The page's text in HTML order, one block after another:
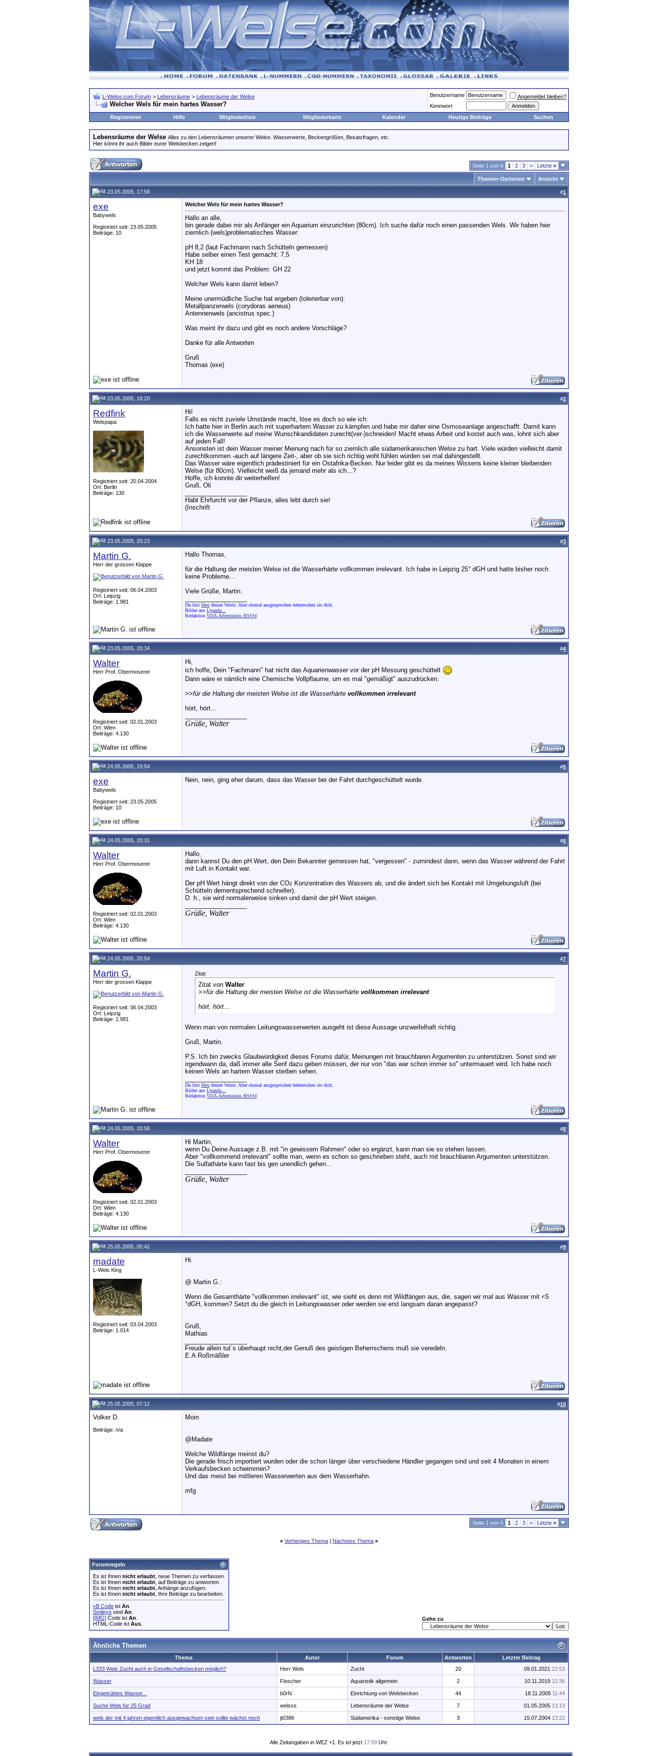
L-Welse.com Forum > Lebensräume > Lebensräume der Welse
Welcher Wels für mein hartes Wasser?
Benutzername
Angemeldet bleiben?
Kennwort
Registrieren
Hilfe Mitgliederliste Mitgliederkarte Kalender Heutige Beiträge Suchen
Lebensräume der Welse Alles zu den Lebensräumen unserer Welse. Wasserwerte, Beckengrößen, Besatzfragen, etc.
Hier könnt ihr auch Bilder eurer Welsbecken zeigen!
Seite 1 von 6 1 2 3 > Letzte »
Themen-Optionen Ansicht
23.05.2005, 17:58 #1
exe
Babywels
Registriert seit: 23.05.2005
Beiträge: 10
Welcher Wels für mein hartes Wasser?
Hallo an alle,
bin gerade dabei mir als Anfänger ein Aquarium einzurichten (80cm). Ich suche dafür noch einen passenden Wels. Wir haben hier
ziemlich (wels)problematisches Wasser:
pH 8,2 (laut Fachmann nach Schütteln gemessen)
Habe selber einen Test gemacht: 7,5
KH 18
und jetzt kommt das Problem: GH 22
Welcher Wels kann damit leben?
Meine unermüdliche Suche hat ergeben (tolerierbar von):
Metallpanzerwels (corydoras aeneus)
Antennenwels (ancistrus spec.)
Was meint ihr dazu und gibt es noch andere Vorschläge?
Danke für alle Antworten
Gruß
Thomas (exe)
23.05.2005, 18:20 #2
Redfink
Welspapa
Registriert seit: 20.04.2004
Ort: Berlin
Beiträge: 130
Hi!
Falls es nicht zuviele Umstände macht, löse es doch so wie ich:
Ich hatte hier in Berlin auch mit superhartem Wasser zu kämpfen und habe mir daher eine Osmoseanlage angeschafft. Damit kann
ich die Wasserwerte auf meine Wunschkandidaten zurecht(ver-)schneiden! Macht etwas Arbeit und kostet auch was, lohnt sich aber
auf jeden Fall!
Ansonsten ist dein Wasser meiner Meinung nach für so ziemlich alle südamerikanischen Welse zu hart. Viele würden vielleicht damit
zurechtkommen -auch auf längere Zeit-, aber ob sie sich richtig wohl fühlen würden sei mal dahingestellt.
Das Wasser wäre eigentlich prädestiniert für ein Ostafrika-Becken. Nur leider gibt es da meines Wissens keine kleiner bleibenden
Welse (für 80cm). Vielleicht weiß da jemand mehr als ich...?
Hoffe, ich konnte dir weiterhelfen!
Gruß, Oli
Habt Ehrfurcht vor der Pflanze, alles lebt durch sie!
(Inschrift
23.05.2005, 20:23 #3
Martin G.
Herr der grossen Klappe
Registriert seit: 06.04.2003
Ort: Leipzig
Beiträge: 1.981
Hallo Thomas,
für die Haltung der meisten Welse ist die Wasserhärte vollkommen irrelevant. Ich habe in Leipzig 25° dGH und hatte bisher noch
keine Probleme...
Viele Grüße, Martin.
Du bist Herrdeiner Worte. Aber einmal ausgesprochen beherrschen sie dich.
Bilder aus Uganda...
Redaktion VDA-Arbeitskreis BSSW.
23.05.2005, 20:34 #4
Walter
Herr Prof. Obermoserer
Registriert seit: 02.01.2003
Ort: Wien
Beiträge: 4.130
Hi,
ich hoffe, Dein "Fachmann" hat nicht das Aquarienwasser vor der pH Messung geschüttelt
Dann wäre er nämlich eine Chemische Vollpflaume, um es mal "gemäßigt" auszudrücken.
>>für die Haltung der meisten Welse ist die Wasserhärte vollkommen irrelevant
hört, hört...
Grüße, Walter
24.05.2005, 19:54 #5
exe
Babywels
Registriert seit: 23.05.2005
Beiträge: 10
Nein, nein, ging eher darum, dass das Wasser bei der Fahrt durchgeschüttelt wurde.
24.05.2005, 20:31 #6
Walter
Herr Prof. Obermoserer
Registriert seit: 02.01.2003
Ort: Wien
Beiträge: 4.130
Hallo,
dann kannst Du den pH Wert, den Dein Bekannter gemessen hat, "vergessen" - zumindest dann, wenn das Wasser während der Fahrt
mit Luft in Kontakt war.
Der pH Wert hängt direkt von der CO2
Konzentration des Wassers ab, und die ändert sich bei Kontakt mit Umgebungsluft (bei
Schütteln dementsprechend schneller).
D. h., sie wird normalerweise sinken und damit der pH Wert steigen.
Grüße, Walter
24.05.2005, 20:54 #7
Martin G.
Herr der grossen Klappe
Registriert seit: 06.04.2003
Ort: Leipzig
Beiträge: 1.981
Zitat:
Zitat von Walter
>>für die Haltung der meisten Welse ist die Wasserhärte vollkommen irrelevant
hört, hört...
Wenn man von normalen Leitungswasserwerten ausgeht ist diese Aussage unzweifelhaft richtig.
Gruß, Martin.
P.S. Ich bin zwecks Glaubwürdigkeit dieses Forums dafür, Meinungen mit brauchbaren Argumenten zu unterstützen. Sonst sind wir
irgendwann da, daß immer alle Senf dazu geben müssen, der nur von "das war schon immer so" untermauert wird. Ich habe noch
keinen Wels an hartem Wasser sterben sehen.
Du bist Herrdeiner Worte. Aber einmal ausgesprochen beherrschen sie dich.
Bilder aus Uganda...
Redaktion VDA-Arbeitskreis BSSW.
24.05.2005, 20:58 #8
Walter
Herr Prof. Obermoserer
Registriert seit: 02.01.2003
Ort: Wien
Beiträge: 4.130
Hi Martin,
wenn Du Deine Aussage z.B. mit "in gewissem Rahmen" oder so ergänzt, kann man sie so stehen lassen.
Aber "vollkommend irrelevant" sollte man, wenn es schon so geschrieben steht, auch mit brauchbaren Argumenten unterstützen.
Die Sulfathärte kann fast bis gen unendlich gehen...
Grüße, Walter
25.05.2005, 05:42 #9
madate
L-Wels King
Registriert seit: 03.04.2003
Beiträge: 1.014
Hi.
@ Martin G.:
Wenn die Gesamthärte "vollkommen irrelevant" ist, wie sieht es denn mit Wildfängen aus, die, sagen wir mal aus Wasser mit <5
°dGH, kommen? Setzt du die gleich in Leitungswasser oder werden sie erst langsam daran angepasst?
Gruß,
Mathias
Freude allein tut´s überhaupt nicht,der Genuß des geistigen Beherrschens muß sie veredeln.
E.A.Roßmäßler
25.05.2005, 07:12 #10
Volker D.
Beiträge: n/a
Moin
@Madate
Welche Wildfänge meinst du?
Die gerade frisch importiert wurden oder die schon länger über verschiedene Händler gegangen sind und seit 4 Monaten in einem
Verkaufsbecken schwimmen?
Und das meist bei mittleren Wasserwerten aus dem Wasserhahn.
mfg
Seite 1 von 6 1 2 3 > Letzte »
« Vorheriges Thema | Nächstes Thema »
Forumregeln
Es ist Ihnen nicht erlaubt , neue Themen zu verfassen.
Es ist Ihnen nicht erlaubt , auf Beiträge zu antworten.
Es ist Ihnen nicht erlaubt , Anhänge anzufügen.
Es ist Ihnen nicht erlaubt , Ihre Beiträge zu bearbeiten.
vB Code ist An
Smileys sind An
[IMG] Code ist An
HTML-Code ist Aus
Gehe zu
Ähnliche Themen
Thema Autor Forum Antworten
Letzter Beitrag
L333 Wels Zucht auch in Gesellschaftsbecken möglich?
Herr Wels Zucht 20 09.01.2021 22:53
Wasser Floscher Aquaristik allgemein 2 10.11.2019 12:36
Eingetrübtes Wasser... b0rN Einrichtung von Welsbecken 44 18.11.2005 11:44
Suche Wels für 25 Grad welsss Lebensräume der Welse 7 01.05.2005 13:13
wels der mit 4 jahren eigentlich ausgewachsen sein sollte wächst noch jt0386 Südamerika - sonstige Welse 3 15.07.2004 13:22
Alle Zeitangaben in WEZ +1. Es ist jetzt 17:59 Uhr.